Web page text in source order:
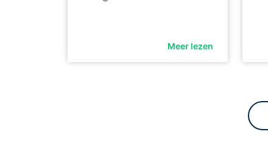
Meer lezen